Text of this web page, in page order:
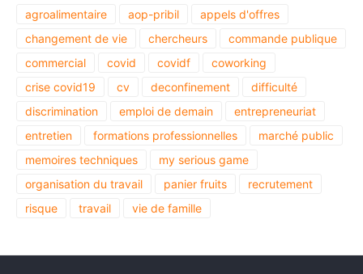
agroalimentaire aop-pribil
appels d'offres
changement de vie
chercheurs
commande publique
commercial
covid covidf
coworking
crise covid19
cv deconfinement
difficulté
discrimination
emploi de demain
entrepreneuriat
entretien
formations professionnelles
marché public
memoires techniques
my serious game
organisation du travail
panier fruits
recrutement
risque
travail vie de famille